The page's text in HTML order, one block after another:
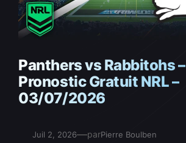
Panthers vs Rabbitohs –
Pronostic Gratuit NRL –
03/07/2026
Juil 2, 2026—parPierre Boulben